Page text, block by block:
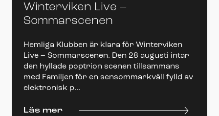
Winterviken Live –
Sommarscenen
Hemliga Klubben är klara för Winterviken
Live – Sommarscenen. Den 28 augusti intar
den hyllade poptrion scenen tillsammans
med Familjen för en sensommarkväll fylld av
elektronisk p...
Läs mer